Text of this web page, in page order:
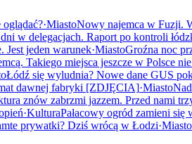
·MiastoNowy najemca w Fuzji.
w delegacjach. Raport po kontroli
Jest jeden warunek·MiastoGroźna noc
Takiego miejsca jeszcze w Polsce nie
Łódź się wyludnia? Nowe dane GUS
dawnej fabryki [ZDJĘCIA]·Miasto
znów zabrzmi jazzem. Przed nami
·KulturaPałacowy ogród zamieni
prywatki? Dziś wrócą w Łodzi·Miasto